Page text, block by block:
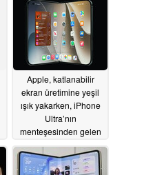
Apple, katlanabilir
ekran üretimine yeşil
ışık yakarken, iPhone
Ultra’nın
menteşesinden gelen
gıcırtı sorunu devam
ediyor06/23/2026